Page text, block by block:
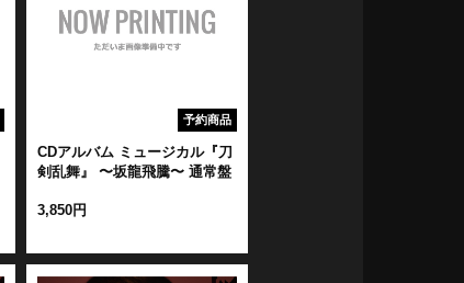
予約商品
CDアルバム ミュージカル『刀
剣乱舞』 〜坂龍飛騰〜 通常盤
3,850円